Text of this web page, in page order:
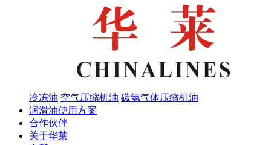
冷冻油 空气压缩机油 碳氢气体压缩机油
润滑油使用方案
合作伙伴
关于华莱